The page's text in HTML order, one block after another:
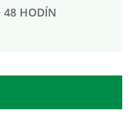
48 HODÍN